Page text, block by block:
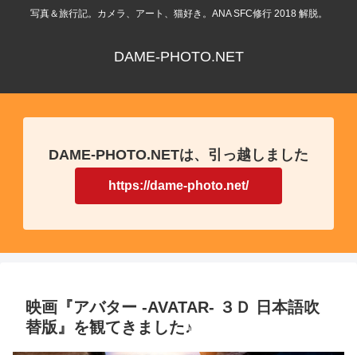
写真＆旅行記。カメラ、アート、猫好き。ANA SFC修行 2018 解脱。
DAME-PHOTO.NET
DAME-PHOTO.NETは、引っ越しました
https://dame-photo.net/
映画『アバター -AVATAR- ３Ｄ 日本語吹
替版』を観てきました♪